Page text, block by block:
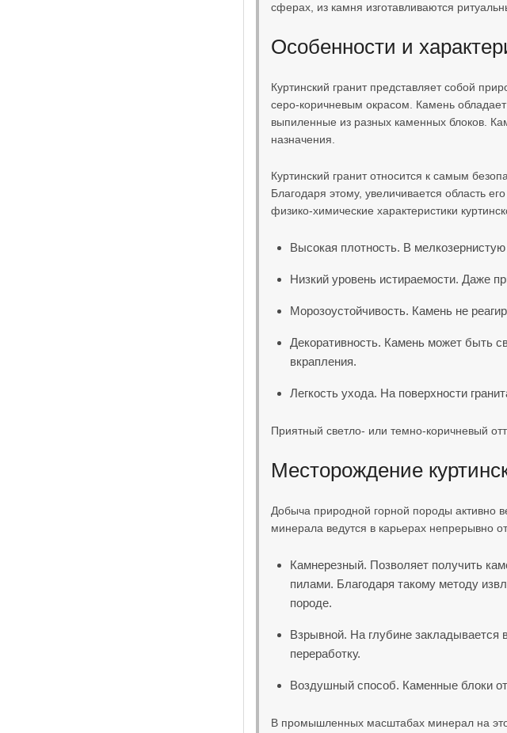
сферах, из камня изготавливаются
Особенности и
Куртинский гранит представляет собой
серо-коричневым окрасом. Камень обладает
выпиленные из разных каменных блоков.
назначения.
Куртинский гранит относится к самым
Благодаря этому, увеличивается область
физико-химические характеристики
Высокая плотность. В
Низкий уровень истираемости. Даже
Морозоустойчивость. Камень не
Декоративность. Камень может быть
вкрапления.
Легкость ухода. На поверхности
Приятный светло- или темно-коричневый
Месторождение
Добыча природной горной породы активно
минерала ведутся в карьерах непрерывно
Камнерезный. Позволяет получить
пилами. Благодаря такому методу
породе.
Взрывной. На глубине закладывается
переработку.
Воздушный способ. Каменные блоки
В промышленных масштабах минерал на